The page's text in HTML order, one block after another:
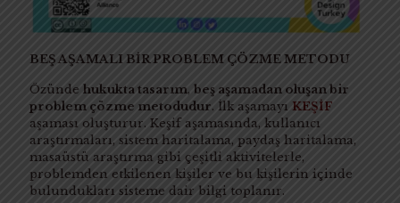
BEŞ AŞAMALI BİR PROBLEM ÇÖZME METODU
Özünde hukukta tasarım, beş aşamadan oluşan bir
problem çözme metodudur. İlk aşamayı KEŞİF
aşaması oluşturur. Keşif aşamasında, kullanıcı
araştırmaları, sistem haritalama, paydaş haritalama,
masaüstü araştırma gibi çeşitli aktivitelerle,
problemden etkilenen kişiler ve bu kişilerin içinde
bulundukları sisteme dair bilgi toplanır.